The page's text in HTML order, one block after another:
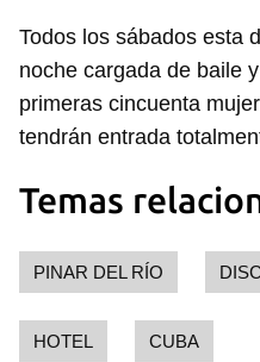
Todos los sábados esta
noche cargada de baile
primeras cincuenta
tendrán entrada
Temas
PINAR DEL RÍO
HOTEL CUBA